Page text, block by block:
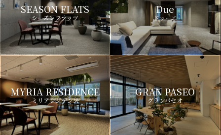
SEASON FLATS
シーズンフラッツ
Due
ドゥーエ
MYRIA RESIDENCE
ミリアレジデンス
GRAN PASEO
グランパセオ